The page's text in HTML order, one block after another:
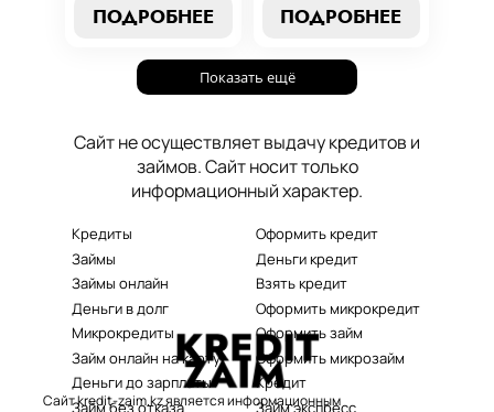
погашения. Наше
вашим надежным
помощником в мире
ПОДРОБНЕЕ
срочный
без проверок и
длительного
проблем здесь и
сейчас.
ПОДРОБНЕЕ
Показать ещё
Сайт не осуществляет выдачу кредитов и
займов. Сайт носит только
информационный характер.
Кредиты
Займы
Займы онлайн
Деньги в долг
Микрокредиты
Займ онлайн на карту
Деньги до зарплаты
Займ без отказа
Оформить кредит
Деньги кредит
Взять кредит
Оформить микрокредит
Оформить займ
Оформить микрозайм
Кредит
Займ экспресс
Сайт kredit-zaim.kz является информационным